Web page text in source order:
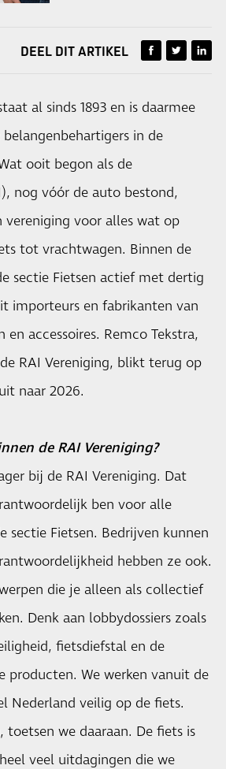
DEEL DIT ARTIKEL
al sinds 1893 en is daarmee
in de
ooit begon als de
nog vóór de auto bestond,
voor alles wat op
tot vrachtwagen. Binnen de
sectie Fietsen actief met dertig
importeurs en fabrikanten van
accessoires. Remco Tekstra,
RAI Vereniging, blikt terug op
naar 2026.
de RAI Vereniging?
bij de RAI Vereniging. Dat
ben voor alle
sectie Fietsen. Bedrijven kunnen
hebben ze ook.
die je alleen als collectief
Denk aan lobbydossiers zoals
fietsdiefstal en de
producten. We werken vanuit de
Nederland veilig op de fiets.
toetsen we daaraan. De fiets is
veel uitdagingen die we